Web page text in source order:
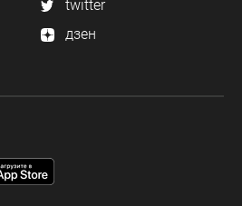
twitter
дзен